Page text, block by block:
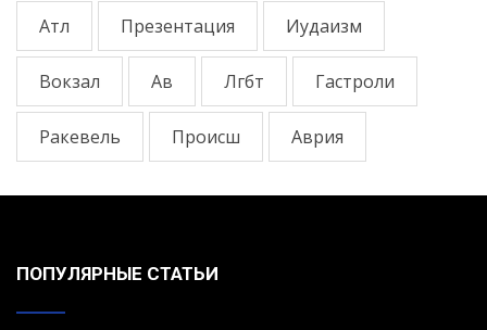
Атл Презентация Иудаизм
Вокзал Ав Лгбт Гастроли
Ракевель Происш Аврия
ПОПУЛЯРНЫЕ СТАТЬИ